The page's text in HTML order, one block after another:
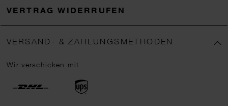
VERTRAG WIDERRUFEN
VERSAND- & ZAHLUNGSMETHODEN
Wir verschicken mit